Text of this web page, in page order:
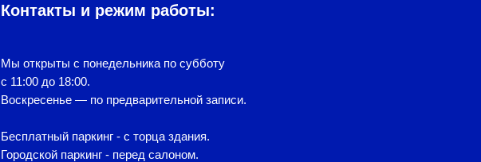
Контакты и режим работы:
Мы открыты с понедельника по субботу
с 11:00 до 18:00.
Воскресенье — по предварительной записи.
Бесплатный паркинг - с торца здания.
Городской паркинг - перед салоном.